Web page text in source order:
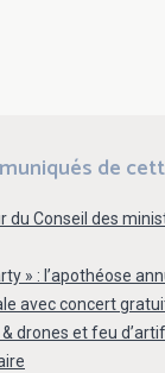
de
du Conseil des
» : l’apothéose
avec concert
drones et feu